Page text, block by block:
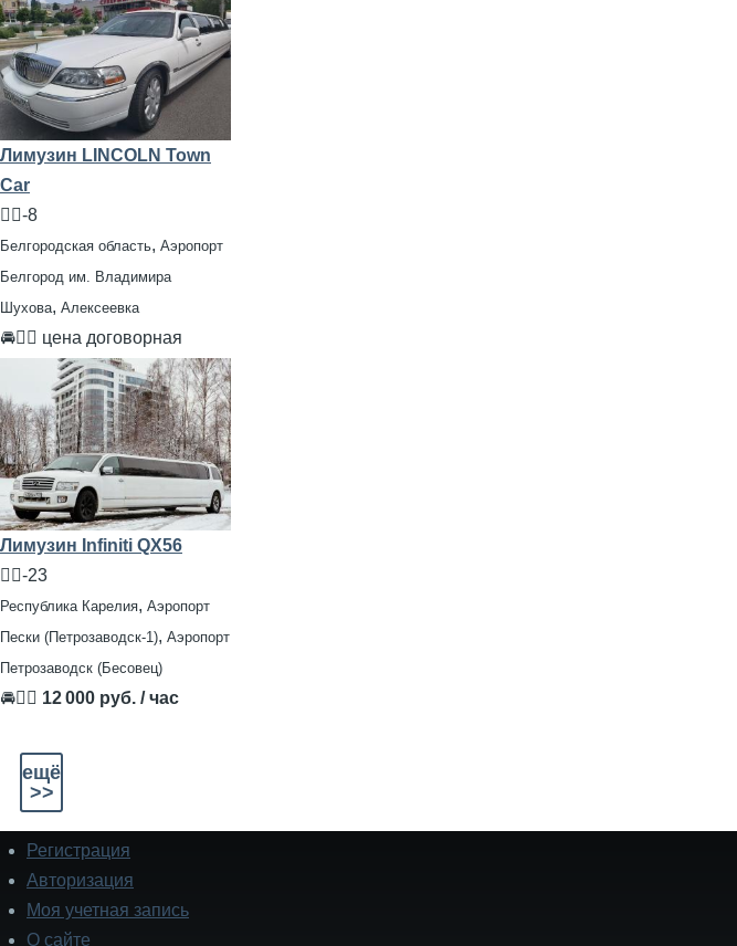
Лимузин LINCOLN Town
Car
🧍‍♂️-8
Белгородская область, Аэропорт
Белгород им. Владимира
Шухова, Алексеевка
🚘👨‍✈ цена договорная
Лимузин Infiniti QX56
🧍‍♂️-23
Республика Карелия, Аэропорт
Пески (Петрозаводск-1), Аэропорт
Петрозаводск (Бесовец)
🚘👨‍✈ 12 000 руб. / час
ещё
>>
Подвал
Регистрация
Авторизация
Моя учетная запись
О сайте